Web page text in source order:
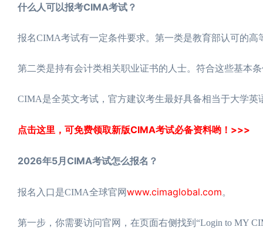
什么人可以报考CIMA考试？
报名CIMA考试有一定条件要求。第一类是教育部认可的
第二类是持有会计类相关职业证书的人士。符合这些基本
CIMA是全英文考试，官方建议考生最好具备相当于大学
点击这里，可免费领取新版CIMA考试必备资料哟！>>>
2026年5月CIMA考试怎么报名？
报名入口是CIMA全球官网www.cimaglobal.com。
第一步，你需要访问官网，在页面右侧找到“Login to MY